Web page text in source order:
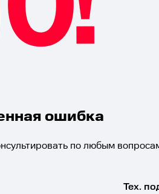
ошибка
по любым
Тех.